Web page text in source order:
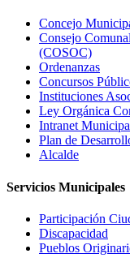
Concejo
Consejo
(COSOC)
Ordenanzas
Concursos
Instituciones
Ley Orgánica
Intranet
Plan de
Alcalde
Servicios Municipales
Participación
Discapacidad
Pueblos